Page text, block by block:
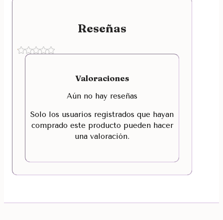
Reseñas
Valoraciones
Aún no hay reseñas
Solo los usuarios registrados que hayan
comprado este producto pueden hacer
una valoración.